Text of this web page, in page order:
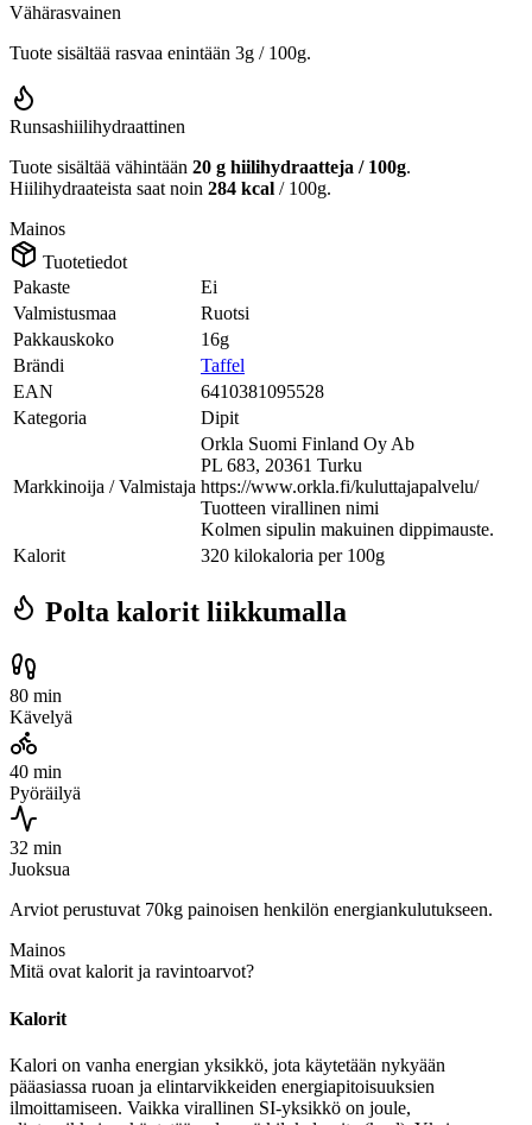
Vähärasvainen
Tuote sisältää rasvaa enintään 3g / 100g.
Runsashiilihydraattinen
Tuote sisältää vähintään 20 g hiilihydraatteja / 100g.
Hiilihydraateista saat noin 284 kcal / 100g.
Mainos
Tuotetiedot
Pakaste
Ei
Valmistusmaa
Ruotsi
Pakkauskoko
16g
Brändi
Taffel
EAN
6410381095528
Kategoria
Dipit
Markkinoija / Valmistaja
Orkla Suomi Finland Oy Ab
PL 683, 20361 Turku
https://www.orkla.fi/kuluttajapalvelu/
Tuotteen virallinen nimi
Kolmen sipulin makuinen dippimauste.
Kalorit
320 kilokaloria per 100g
Polta kalorit liikkumalla
80 min
Kävelyä
40 min
Pyöräilyä
32 min
Juoksua
Arviot perustuvat 70kg painoisen henkilön energiankulutukseen.
Mainos
Mitä ovat kalorit ja ravintoarvot?
Kalorit
Kalori on vanha energian yksikkö, jota käytetään nykyään
pääasiassa ruoan ja elintarvikkeiden energiapitoisuuksien
ilmoittamiseen. Vaikka virallinen SI-yksikkö on joule,